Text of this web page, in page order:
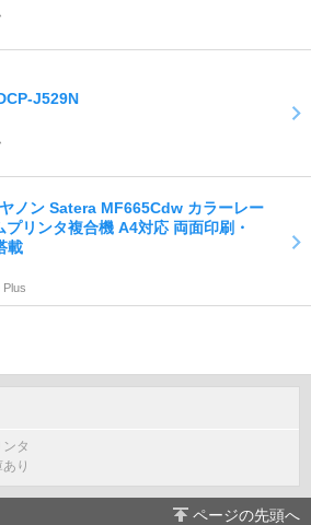
J529N
ノン Satera MF665Cdw カラーレー
プリンタ複合機 A4対応 両面印刷・
載
Plus
ンタ
り
ページの先頭へ